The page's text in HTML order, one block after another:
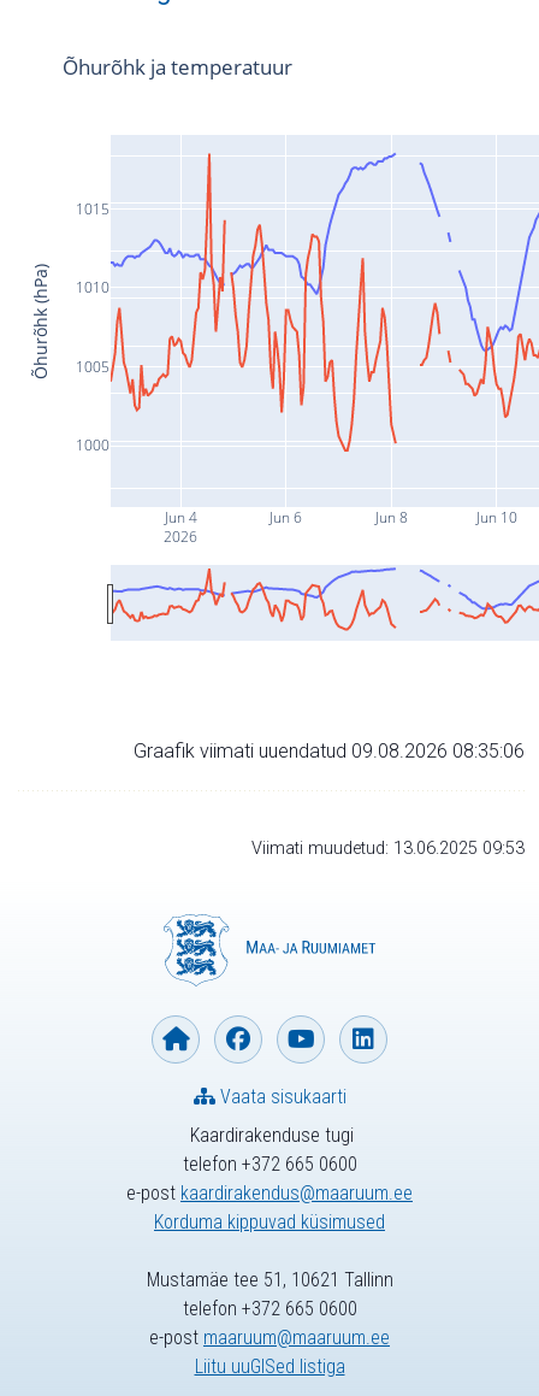
Jun 4
2026
Jun 6 Jun 8 Jun 10
1000
1005
1010
1015
Õhurõhk ja temperatuur
Õhurõhk (hPa)
Graafik viimati uuendatud 09.08.2026 08:35:06
Viimati muudetud: 13.06.2025 09:53
Kaardirakenduse tugi
telefon +372 665 0600
e-post kaardirakendus@maaruum.ee
Korduma kippuvad küsimused
Vaata sisukaarti
Mustamäe tee 51, 10621 Tallinn
telefon +372 665 0600
e-post maaruum@maaruum.ee
Liitu uuGISed listiga